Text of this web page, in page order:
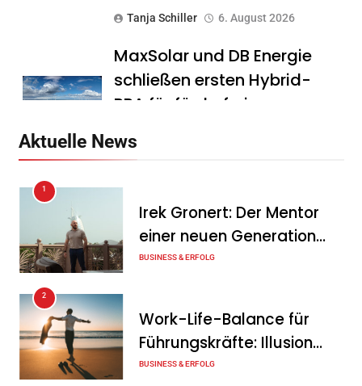
Tanja Schiller 6. August 2026
MaxSolar und DB Energie
schließen ersten Hybrid-
PPA für förderfreie
Tanja Schiller
Geschäftsverlauf im
zweiten Quartal
Intersolar-Trend 2026:
Warum Batteriespeicher
zum wichtigsten Baustein
Aktuelle News
1
Irek Gronert: Der Mentor
einer neuen Generation
von Unternehmern
BUSINESS & ERFOLG
2
Work-Life-Balance für
Führungskräfte: Illusion
oder echte Chance?
BUSINESS & ERFOLG